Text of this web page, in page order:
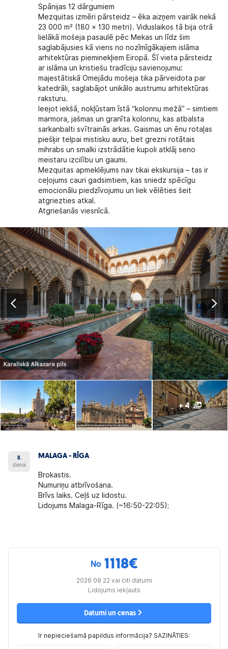
Spānijas 12 dārgumiem
Mezquitas izmēri pārsteidz – ēka aizņem vairāk nekā
23 000 m² (180 × 130 metri). Viduslaikos tā bija otrā
lielākā mošeja pasaulē pēc Mekas un līdz šim
saglabājusies kā viens no nozīmīgākajiem islāma
arhitektūras pieminekļiem Eiropā. Šī vieta pārsteidz
ar islāma un kristiešu tradīciju savienojumu:
majestātiskā Omejādu mošeja tika pārveidota par
katedrāli, saglabājot unikālo austrumu arhitektūras
raksturu.
Ieejot iekšā, nokļūstam īstā “kolonnu mežā” – simtiem
marmora, jašmas un granīta kolonnu, kas atbalsta
sarkanbalti svītrainās arkas. Gaismas un ēnu rotaļas
piešķir telpai mistisku auru, bet grezni rotātais
mihrabs un smalki izstrādātie kupoli atklāj seno
meistaru izcilību un gaumi.
Mezquitas apmeklējums nav tikai ekskursija – tas ir
ceļojums cauri gadsimtiem, kas sniedz spēcīgu
emocionālu piedzīvojumu un liek vēlēties šeit
atgriezties atkal.
Atgriešanās viesnīcā.
+ 4
8.
diena
MALAGA - RĪGA
Brokastis.
Numuriņu atbrīvošana.
Brīvs laiks. Ceļš uz lidostu.
Lidojums Malaga-Rīga. (~16:50-22:05);
No 1118€
2026 08 22 vai citi datumi
Lidojums iekļauts
Datumi un cenas
Ir nepieciešamā papildus informācija? SAZINĀTIES: